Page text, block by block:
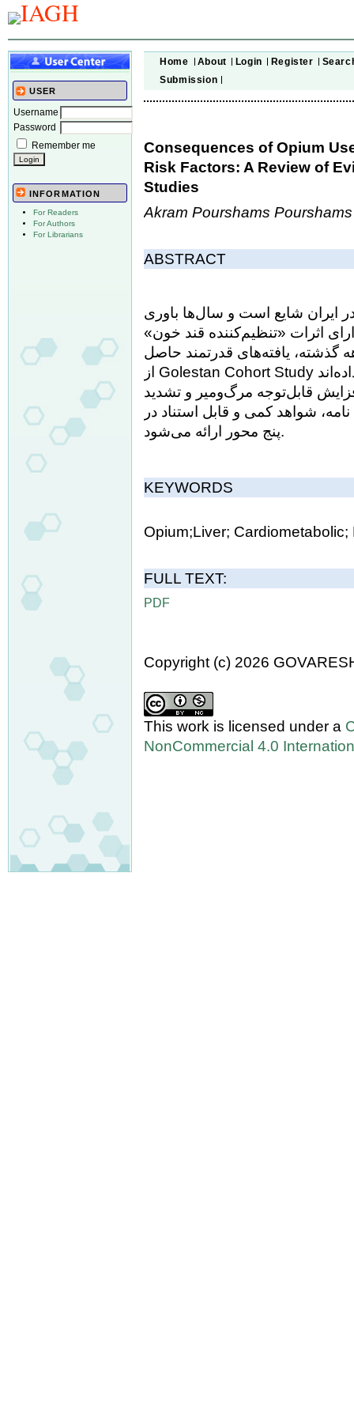
USER
Username
Password
Remember me
INFORMATION
For Readers
For Authors
For Librarians
Home About Login Register
Submission
Consequences of Opium
Risk Factors: A Review of
Studies
Akram Pourshams Pourshams
ABSTRACT
ایران شایع است و سال‌ها باوری
اثرات «تنظیم‌کننده قند خون»
یافته‌های قدرتمند حاصل
از Golestan Cohort Study و سایر مطالعات ایرانی به‌طور قطعی نشان داده‌اند
قابل‌توجه مرگ‌ومیر و تشدید
شواهد کمی و قابل استناد در
پنج محور ارائه می‌شود.
KEYWORDS
Opium;Liver;
FULL TEXT:
PDF
Copyright (c) 2026
This work is licensed under a
NonCommercial 4.0